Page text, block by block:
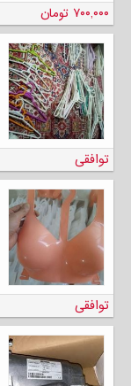
۷۰۰,۰۰۰ تومان
توافقی
توافقی